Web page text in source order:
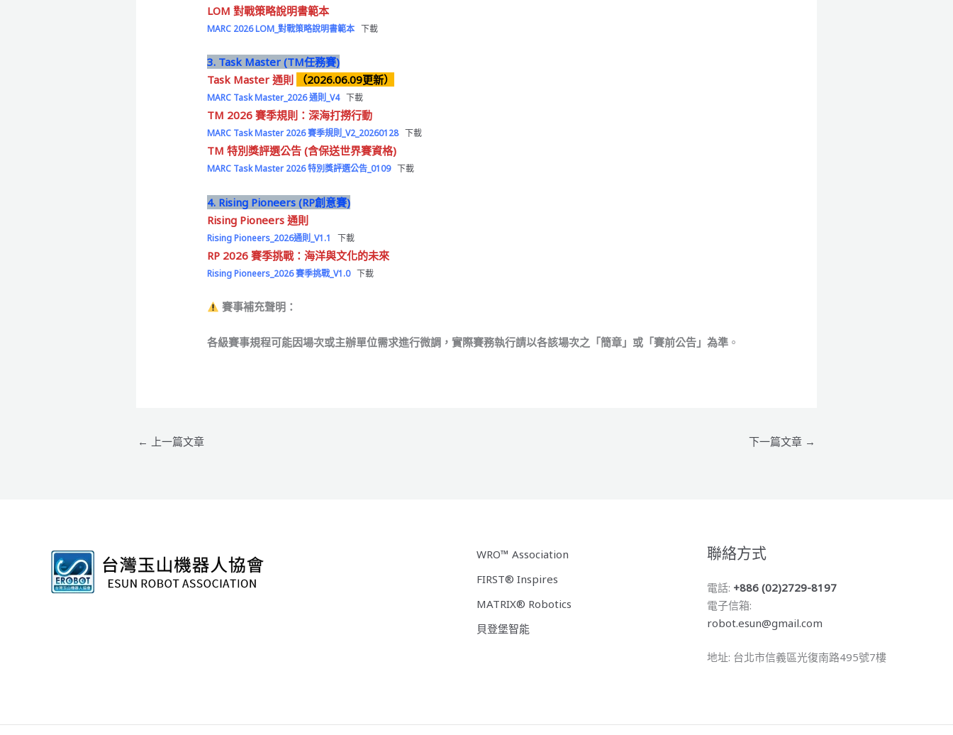
LOM 對戰策略說明書範本
MARC 2026 LOM_對戰策略說明書範本 下載
3. Task Master (TM任務賽)
Task Master 通則
（2026.06.09更新）
MARC Task Master_2026 通則_V4 下載
TM 2026 賽季規則：深海打撈行動
MARC Task Master 2026 賽季規則_V2_20260128 下載
TM 特別獎評選公告 (含保送世界賽資格)
MARC Task Master 2026 特別獎評選公告_0109 下載
4. Rising Pioneers (RP創意賽)
Rising Pioneers 通則
Rising Pioneers_2026通則_V1.1 下載
RP 2026 賽季挑戰：海洋與文化的未來
Rising Pioneers_2026 賽季挑戰_V1.0 下載
賽事補充聲明：
各級賽事規程可能因場次或主辦單位需求進行微調，實際賽務執行請以各該場次之「簡章」或「賽前公告」為準 。
← 上一篇文章 下一篇文章 →
WRO™ Association
FIRST® Inspires
MATRIX® Robotics
貝登堡智能
聯絡方式
電話: +886 (02)2729-8197
電子信箱:
robot.esun@gmail.com
地址: 台北市信義區光復南路495號7樓